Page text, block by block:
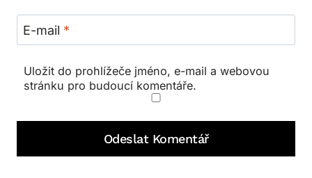
E-mail *
Uložit do prohlížeče jméno, e-mail a webovou
stránku pro budoucí komentáře.